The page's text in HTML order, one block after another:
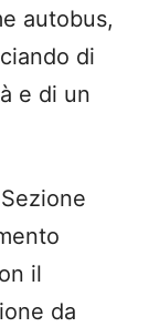
autobus,
di
e di un
il
da